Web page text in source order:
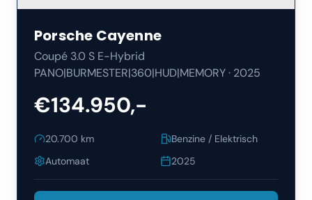
Porsche Cayenne
Coupé 3.0 S E-Hybrid
PANO|BURMESTER|360|HUD|MEMORY· 2025
€134.950,-
20.700 km
Benzine / Elektrisch
Automaat
2025